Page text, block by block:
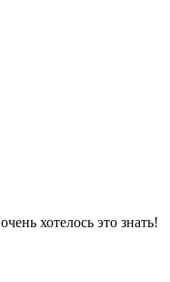
хотелось это знать!